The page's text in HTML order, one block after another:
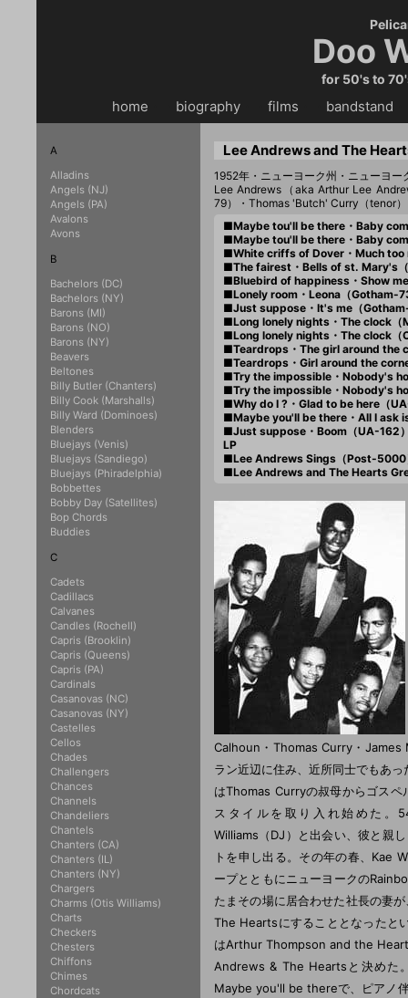
Doo
for 50's to
home biography・・ films bandstand
Lee Andrews and The
1952年・ニューヨーク州・ニューヨー
Lee Andrews（aka Arthur Lee
79）・Thomas 'Butch' Curry（tenor
■Maybe tou'll be there・Baby
■Maybe tou'll be there・Baby
■White criffs of Dover・Much
■The fairest・Bells of st. Mary's
■Bluebird of happiness・Show
■Lonely room・Leona（Gotham-
■Just suppose・It's me（
■Long lonely nights・The clock（
■Long lonely nights・The clock（
■Teardrops・The girl around the
■Teardrops・Girl around the
■Try the impossible・Nobody's
■Try the impossible・Nobody's
■Why do I ?・Glad to be here（
■Maybe you'll be there・All I ask
■Just suppose・Boom（UA-162
LP
■Lee Andrews Sings（Post-5000
■Lee Andrews and The Hearts
Calhoun・Thomas Curry・James
ラン近辺に住み、近所同士でもあ
はThomas Curryの叔母からゴスペ
スタイルを取り入れ始めた。
Williams（DJ）と出会い、彼と親
トを申し出る。その年の春、Kae
ープとともにニューヨークの
たまその場に居合わせた社長の妻
The Heartsにすることとなったと
はArthur Thompson and the
Andrews & The Heartsと決めた
Maybe you'll be thereで、ピアノ
A
Alladins
Angels (NJ)
Angels (PA)
Avalons
Avons
B
Bachelors (DC)
Bachelors (NY)
Barons (MI)
Barons (NO)
Barons (NY)
Beavers
Beltones
Billy Butler (Chanters)
Billy Cook (Marshalls)
Billy Ward (Dominoes)
Blenders
Bluejays (Venis)
Bluejays (Sandiego)
Bluejays (Phiradelphia)
Bobbettes
Bobby Day (Satellites)
Bop Chords
Buddies
C
Cadets
Cadillacs
Calvanes
Candles (Rochell)
Capris (Brooklin)
Capris (Queens)
Capris (PA)
Cardinals
Casanovas (NC)
Casanovas (NY)
Castelles
Cellos
Chades
Challengers
Chances
Channels
Chandeliers
Chantels
Chanters (CA)
Chanters (IL)
Chanters (NY)
Chargers
Charms (Otis Williams)
Charts
Checkers
Chesters
Chiffons
Chimes
Chordcats